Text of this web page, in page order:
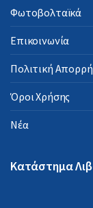
Φωτοβολταϊκά
Επικοινωνία
Πολιτική
Όροι Χρήσης
Νέα
Κατάστημα